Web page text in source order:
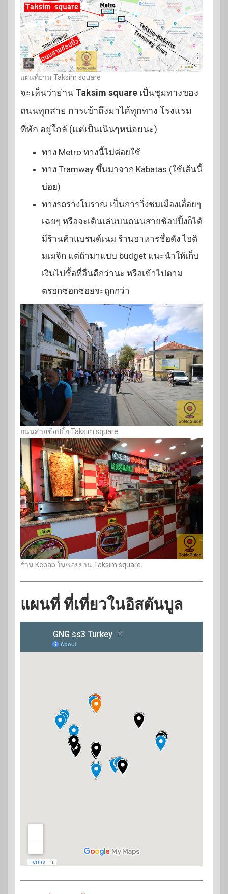
แผนที่ย่าน Taksim square
จะเห็นว่าย่าน Taksim square เป็นชุมทางของ
ถนนทุกสาย การเข้าถึงมาได้ทุกทาง โรงแรม
ที่พัก อยู่ใกล้ (แต่เป็นเนินๆหน่อยนะ)
ทาง Metro ทางนี้ไม่ค่อยใช้
ทาง Tramway ขึ้นมาจาก Kabatas (ใช้เส้นนี้
บ่อย)
ทางรถรางโบราณ เป็นการวิ่งชมเมืองเอื่อยๆ
เฉยๆ หรือจะเดินเล่นบนถนนสายช้อปปิ้งก็ได้
มีร้านค้าแบรนด์เนม ร้านอาหารชื่อดัง ไอติ
มเมจิก แต่ถ้ามาแบบ budget แนะนำให้เก็บ
เงินไปซื้อที่อื่นดีกว่านะ หรือเข้าไปตาม
ตรอกซอกซอยจะถูกกว่า
ถนนสายช้อปปิ้ง Taksim square
ร้าน Kebab ในซอยย่าน Taksim square
แผนที่ ที่เที่ยวในอิสตันบูล